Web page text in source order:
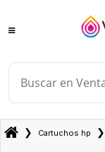
❯ Cartuchos hp ❯